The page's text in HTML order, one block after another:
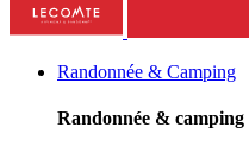
Randonnée & Camping
Randonnée & camping